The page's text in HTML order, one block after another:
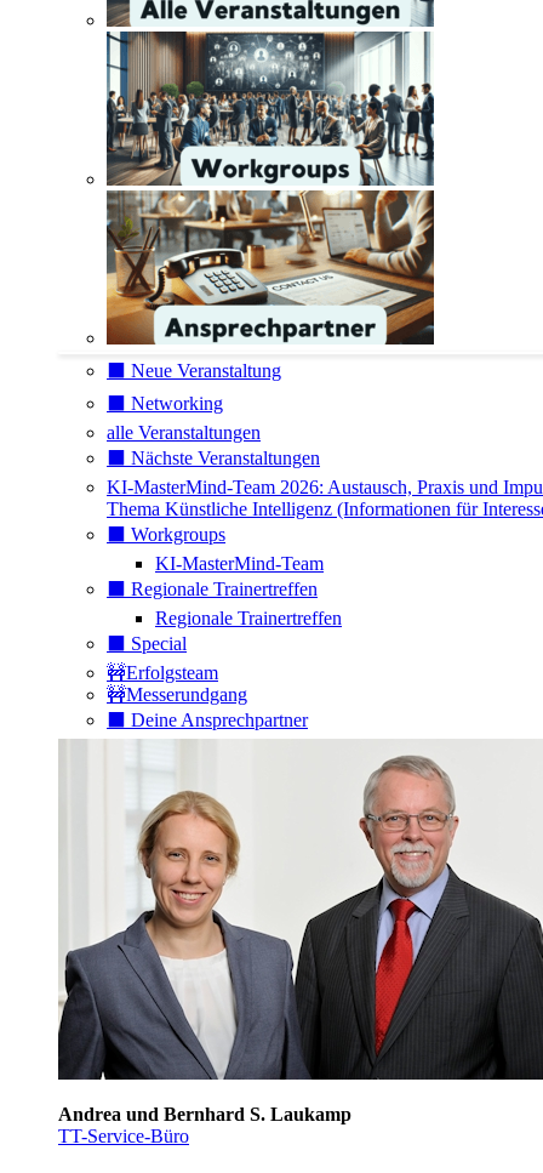
⬛️ Neue Veranstaltung
⬛️ Networking
alle Veranstaltungen
⬛️ Nächste Veranstaltungen
KI-MasterMind-Team 2026: Austausch, Praxis und
Thema Künstliche Intelligenz (Informationen für
⬛️ Workgroups
KI-MasterMind-Team
⬛️ Regionale Trainertreffen
Regionale Trainertreffen
⬛️ Special
🚧Erfolgsteam
🚧Messerundgang
⬛️ Deine Ansprechpartner
Andrea und Bernhard S. Laukamp
TT-Service-Büro